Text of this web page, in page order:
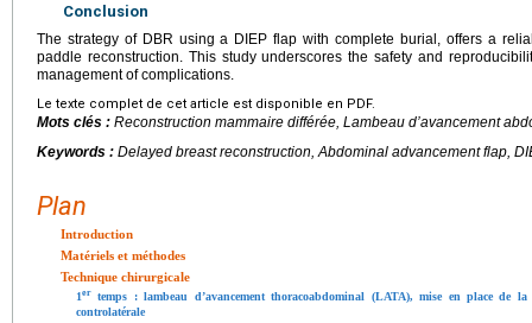
Conclusion
The strategy of DBR using a DIEP flap with complete burial, offers a
paddle reconstruction. This study underscores the safety and
management of complications.
Le texte complet de cet article est disponible en PDF.
Mots clés : Reconstruction mammaire différée, Lambeau d’avancement
Keywords : Delayed breast reconstruction, Abdominal advancement flap,
Plan
Introduction
Matériels et méthodes
Technique chirurgicale
1er temps : lambeau d’avancement thoracoabdominal (LATA), mise en place de la
controlatérale